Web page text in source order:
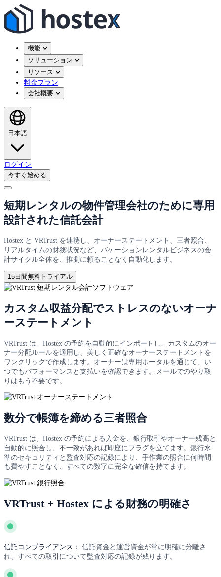
機能
ソリューション
リソース
料金プラン
会社概要
日本語
ログイン
今すぐ始める
短期レンタルの物件管理会社のために専用
設計された信託会計
Hostex と VRTrust を連携し、オーナーステートメント、三者照合、
リアルタイムの財務状況など、バケーションレンタルビジネスの会
計サイクル全体を、推測に頼ることなく自動化します。
15日間無料トライアル
カスタム収益分配でストレスのないオーナ
ーステートメント
VRTrust は、Hostex の予約を自動的にインポートし、カスタムのオー
ナー分配ルールを適用し、美しく正確なオーナーステートメントを
ワンクリックで作成します。オーナーは専用ポータルを通じて、い
つでもパフォーマンスと支払いを確認できます。メールでのやり取
りはもう不要です。
数分で帳簿を締める三者照合
VRTrust は、Hostex の予約による入金を、銀行取引やオーナー残高と
自動的に照合し、不一致があれば即座にフラグを立てます。銀行水
準のセキュリティと監査対応の記録により、手作業の照合に何時間
も費やすことなく、すべての数字に完全な確信を持てます。
VRTrust + Hostex による財務の明確さ
信託コンプライアンス：
信託資金と運営資金が常に明確に分離さ
れ、すべての取引について監査対応の記録が残ります。